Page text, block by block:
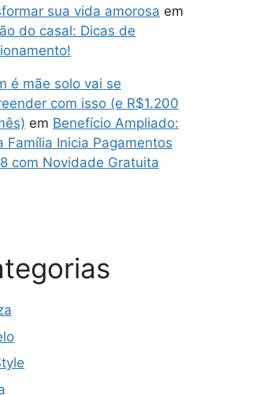
sua vida amorosa em
do casal: Dicas de
é mãe solo vai se
com isso (e R$1.200
em Benefício Ampliado:
Família Inicia Pagamentos
com Novidade Gratuita